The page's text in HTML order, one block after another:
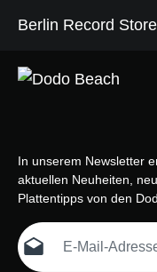
Berlin Record Store
In unserem Newsletter
aktuellen Neuheiten,
Plattentipps von den
E-Mail-Adresse*